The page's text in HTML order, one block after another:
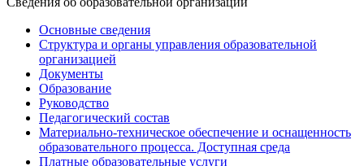
Основные сведения
Структура и органы управления образовательной
организацией
Документы
Образование
Руководство
Педагогический состав
Материально-техническое обеспечение и оснащенность
образовательного процесса. Доступная среда
Платные образовательные услуги